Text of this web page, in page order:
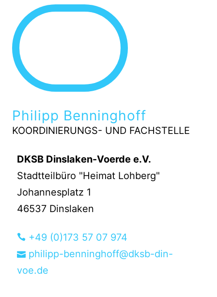
Philipp Benninghoff
KOORDINIERUNGS- UND FACHSTELLE
DKSB Dinslaken-Voerde e.V.
Stadtteilbüro "Heimat Lohberg"
Johannesplatz 1
46537 Dinslaken
+49 (0)173 57 07 974
philipp-benninghoff@dksb-din-
voe.de